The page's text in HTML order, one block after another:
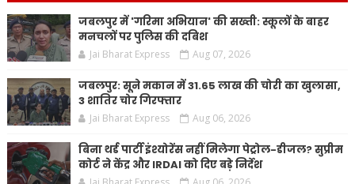
जबलपुर में 'गरिमा अभियान' की सख्ती: स्कूलों के बाहर
मनचलों पर पुलिस की दबिश
Jai Bharat Express Aug 07, 2026
जबलपुर: सूने मकान में 31.65 लाख की चोरी का खुलासा,
3 शातिर चोर गिरफ्तार
Jai Bharat Express Aug 06, 2026
बिना थर्ड पार्टी इंश्योरेंस नहीं मिलेगा पेट्रोल-डीजल? सुप्रीम
कोर्ट ने केंद्र और IRDAI को दिए बड़े निर्देश